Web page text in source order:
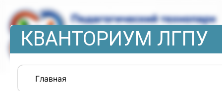
КВАНТОРИУМ ЛГПУ
Главная